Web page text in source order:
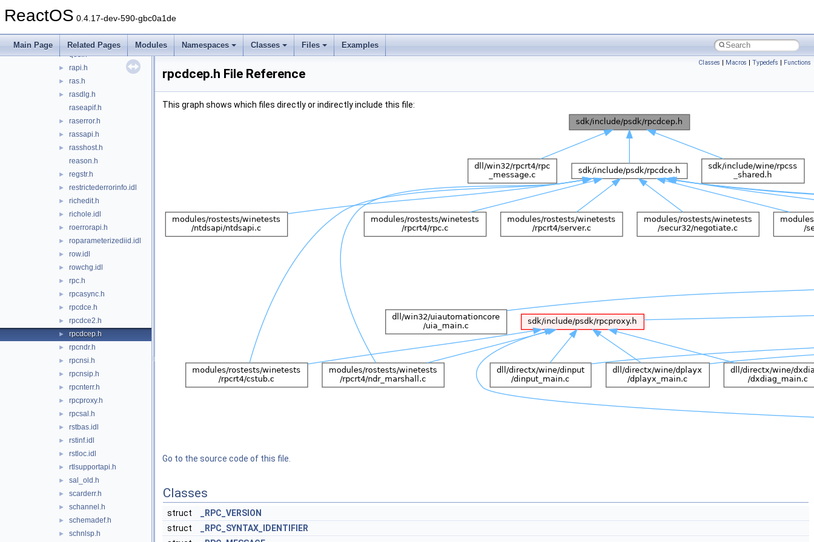
ReactOS 0.4.17-dev-590-gbc0a1de
Main Page Related Pages Modules Namespaces Classes Files Examples
pshpack8.h
pstore.idl
► qos.h
► rapi.h
► ras.h
►
rasdlg.h
raseapif.h
► raserror.h
► rassapi.h
►
rasshost.h
reason.h
► regstr.h
► restrictederrorinfo.idl
► richedit.h
► richole.idl
► roerrorapi.h
► roparameterizediid.idl
► row.idl
► rowchg.idl
► rpc.h
► rpcasync.h
► rpcdce.h
► rpcdce2.h
► rpcdcep.h
► rpcndr.h
► rpcnsi.h
► rpcnsip.h
► rpcnterr.h
► rpcproxy.h
► rpcsal.h
► rstbas.idl
► rstinf.idl
► rstloc.idl
► rtlsupportapi.h
► sal_old.h
► scarderr.h
► schannel.h
► schemadef.h
► schnlsp.h
Classes | Macros | Typedefs | Functions
rpcdcep.h File Reference
This graph shows which files directly or indirectly include this file:
Go to the source code of this file.
Classes
struct
_RPC_VERSION
struct
_RPC_SYNTAX_IDENTIFIER